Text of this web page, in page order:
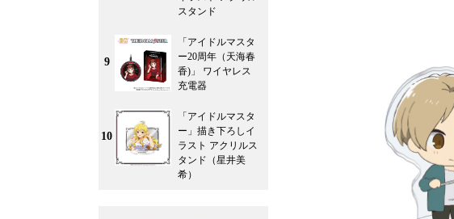
スタンド
9
「アイドルマスタ
ー20周年（天海春
香)」 ワイヤレス
充電器
10
「アイドルマスタ
ー」描き下ろしイ
ラスト アクリルス
タンド（星井美
希）